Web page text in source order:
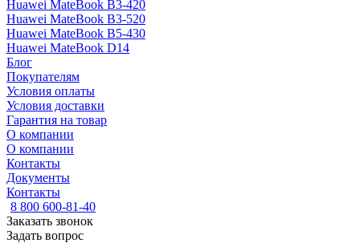
Huawei MateBook B3-420
Huawei MateBook B3-520
Huawei MateBook B5-430
Huawei MateBook D14
Блог
Покупателям
Условия оплаты
Условия доставки
Гарантия на товар
О компании
О компании
Контакты
Документы
Контакты
8 800 600-81-40
Заказать звонок
Задать вопрос